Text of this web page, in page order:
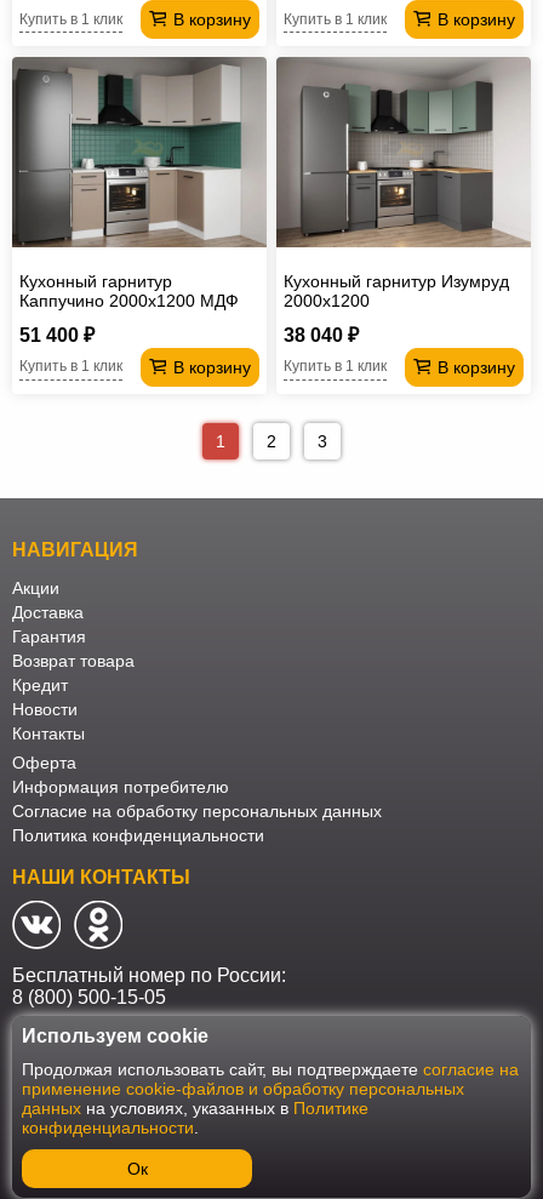
В корзину
Купить в 1 клик В корзину
Купить в 1 клик
Кухонный гарнитур
Каппучино 2000х1200 МДФ
51 400 ₽
В корзину
Купить в 1 клик
Кухонный гарнитур Изумруд
2000х1200
38 040 ₽
В корзину
Купить в 1 клик
1 2 3
НАВИГАЦИЯ
Акции
Доставка
Гарантия
Возврат товара
Кредит
Новости
Контакты
Оферта
Информация потребителю
Согласие на обработку персональных данных
Политика конфиденциальности
НАШИ КОНТАКТЫ
Бесплатный номер по России:
8 (800) 500-15-05
Наш интернет-магазин работает в соответствии с требованиями
Федерального закона от 27 июля 2006 года №152-ФЗ "О персональных
данных". Оформить заказ на сайте Мебеласка возможно только при
наличии согласия на обработку Ваших персональных данных. Для
улучшения работы сайта и его взаимодействия с пользователями мы
используем файлы cookie. Продолжая пользоваться сайтом, вы
соглашаетесь с использованием cookie.
Используем cookie
Продолжая использовать сайт, вы подтверждаете согласие на
применение cookie-файлов и обработку персональных
данных на условиях, указанных в Политике
конфиденциальности
Ок